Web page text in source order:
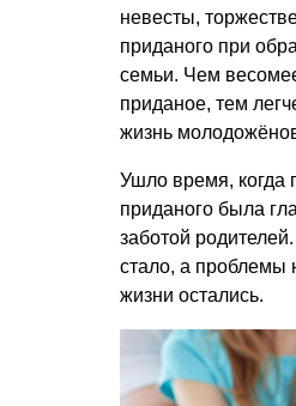
невесты,
приданого при
семьи. Чем
приданое, тем
жизнь
Ушло время, когда
приданого была
заботой
стало, а проблемы
жизни остались.